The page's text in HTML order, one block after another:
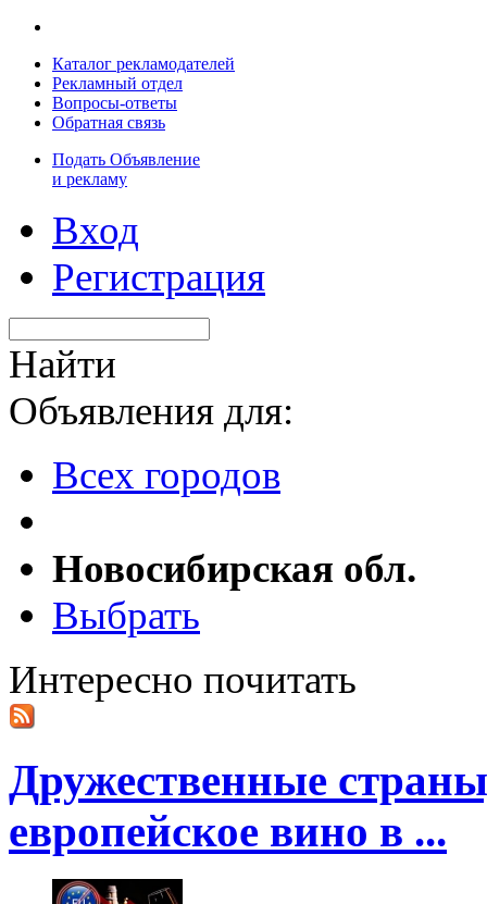
Каталог рекламодателей
Рекламный отдел
Вопросы-ответы
Обратная связь
Подать Объявление
и рекламу
Вход
Регистрация
Найти
Объявления для:
Всех городов
Новосибирская обл.
Выбрать
Интересно почитать
Дружественные
европейское вино в ...